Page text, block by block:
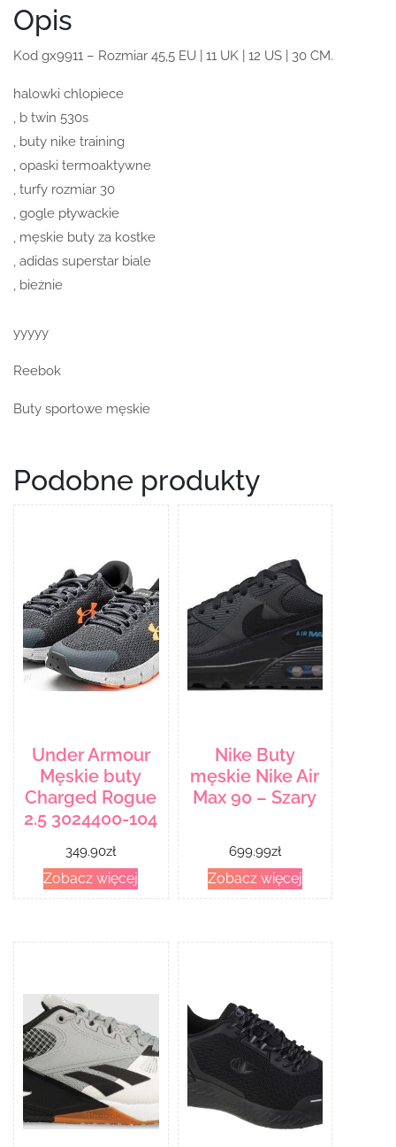
Opis
Kod gx9911 – Rozmiar 45,5 EU | 11 UK | 12 US | 30 CM.
halowki chlopiece
, b twin 530s
, buty nike training
, opaski termoaktywne
, turfy rozmiar 30
, gogle pływackie
, męskie buty za kostke
, adidas superstar biale
, bieżnie
yyyyy
Reebok
Buty sportowe męskie
Podobne produkty
Under Armour
Męskie buty
Charged Rogue
2.5 3024400-104
349.90zł
Zobacz więcej
Nike Buty
męskie Nike Air
Max 90 – Szary
699.99zł
Zobacz więcej